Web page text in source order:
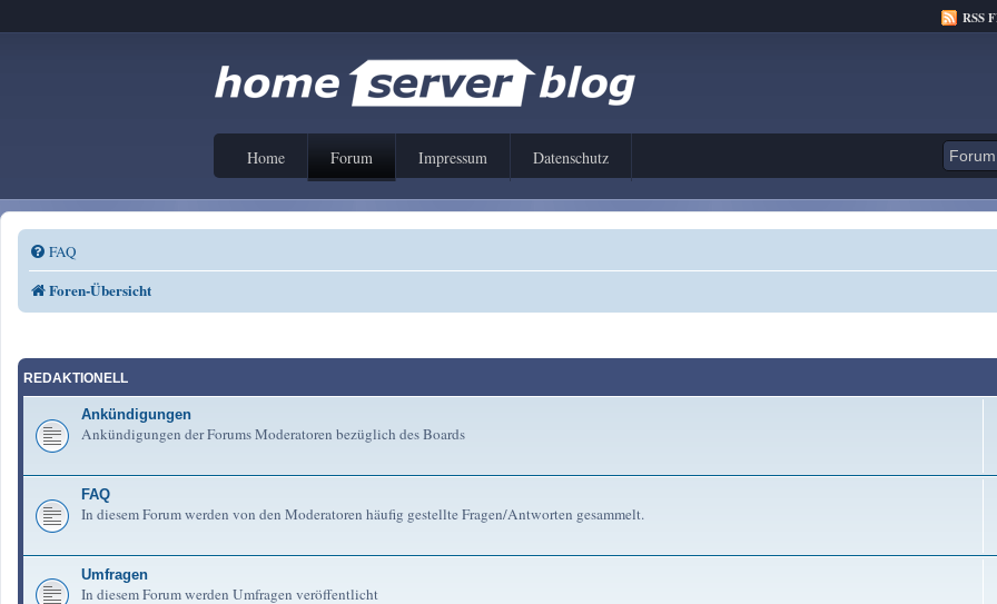
RSS
Home Forum Impressum Datenschutz
FAQ
Foren-Übersicht
REDAKTIONELL
Ankündigungen
Ankündigungen der Forums Moderatoren bezüglich des Boards
FAQ
In diesem Forum werden von den Moderatoren häufig gestellte Fragen/Antworten gesammelt.
Umfragen
In diesem Forum werden Umfragen veröffentlicht